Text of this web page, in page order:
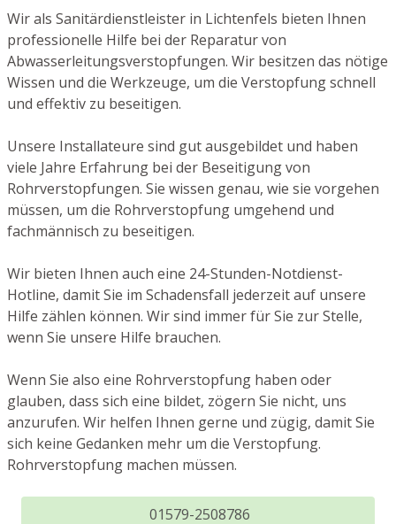
Wir als Sanitärdienstleister in Lichtenfels bieten Ihnen
professionelle Hilfe bei der Reparatur von
Abwasserleitungsverstopfungen. Wir besitzen das nötige
Wissen und die Werkzeuge, um die Verstopfung schnell
und effektiv zu beseitigen.
Unsere Installateure sind gut ausgebildet und haben
viele Jahre Erfahrung bei der Beseitigung von
Rohrverstopfungen. Sie wissen genau, wie sie vorgehen
müssen, um die Rohrverstopfung umgehend und
fachmännisch zu beseitigen.
Wir bieten Ihnen auch eine 24-Stunden-Notdienst-
Hotline, damit Sie im Schadensfall jederzeit auf unsere
Hilfe zählen können. Wir sind immer für Sie zur Stelle,
wenn Sie unsere Hilfe brauchen.
Wenn Sie also eine Rohrverstopfung haben oder
glauben, dass sich eine bildet, zögern Sie nicht, uns
anzurufen. Wir helfen Ihnen gerne und zügig, damit Sie
sich keine Gedanken mehr um die Verstopfung.
Rohrverstopfung machen müssen.
01579-2508786